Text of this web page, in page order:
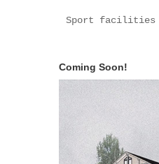
Sport facilities
Coming Soon!